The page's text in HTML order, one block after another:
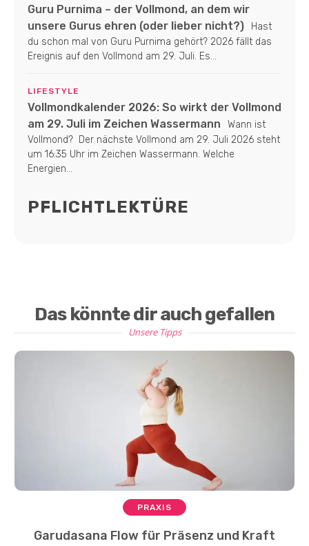
Guru Purnima – der Vollmond, an dem wir
unsere Gurus ehren (oder lieber nicht?)
Hast
du schon mal von Guru Purnima gehört? 2026 fällt das
Ereignis auf den Vollmond am 29. Juli. Es...
LIFESTYLE
Vollmondkalender 2026: So wirkt der Vollmond
am 29. Juli im Zeichen Wassermann
Wann ist
Vollmond? Der nächste Vollmond am 29. Juli 2026 steht
um 16:35 Uhr im Zeichen Wassermann. Welche
Energien...
PFLICHTLEKTÜRE
Das könnte dir auch gefallen
Unsere Tipps
PRAXIS
Garudasana Flow für Präsenz und Kraft